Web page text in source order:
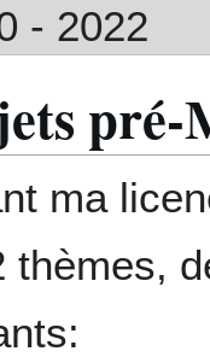
- 2022
ma
thèmes,